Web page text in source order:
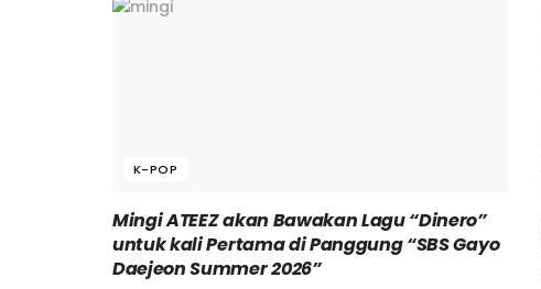
K-POP
Mingi ATEEZ akan Bawakan Lagu “Dinero”
untuk kali Pertama di Panggung “SBS Gayo
Daejeon Summer 2026”